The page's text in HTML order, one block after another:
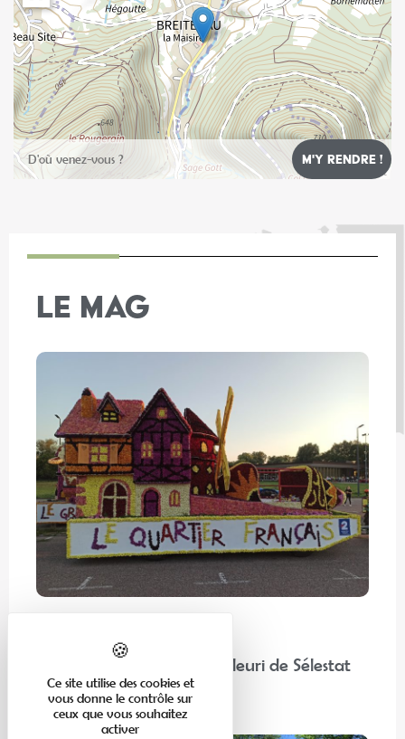
Leaflet
LE MAG
“Chez nos voisins” : Corso Fleuri de Sélestat
Lire la suite
Ce site utilise des cookies et
vous donne le contrôle sur
ceux que vous souhaitez
activer